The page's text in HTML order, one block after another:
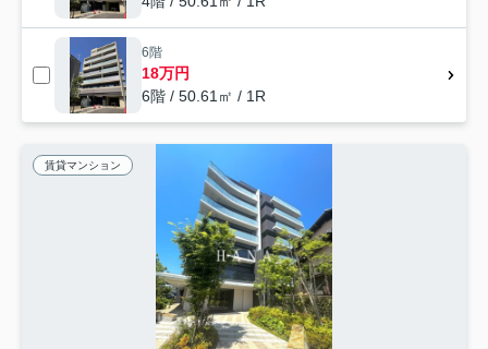
6階
18万円
6階 / 50.61㎡ / 1R
賃貸マンション